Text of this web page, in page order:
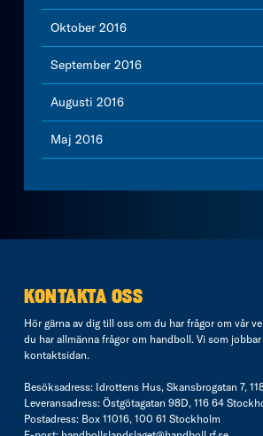
Oktober 2016
September 2016
Augusti 2016
Maj 2016
KONTAKTA OSS
Hör gärna av dig till oss om du har frågor om vår
du har allmänna frågor om handboll. Vi som
kontaktsidan.
Besöksadress: Idrottens Hus, Skansbrogatan 7,
Leveransadress: Östgötagatan 98D, 116 64
Postadress: Box 11016, 100 61 Stockholm